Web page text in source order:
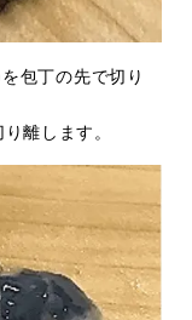
包丁の先で切り
離します。